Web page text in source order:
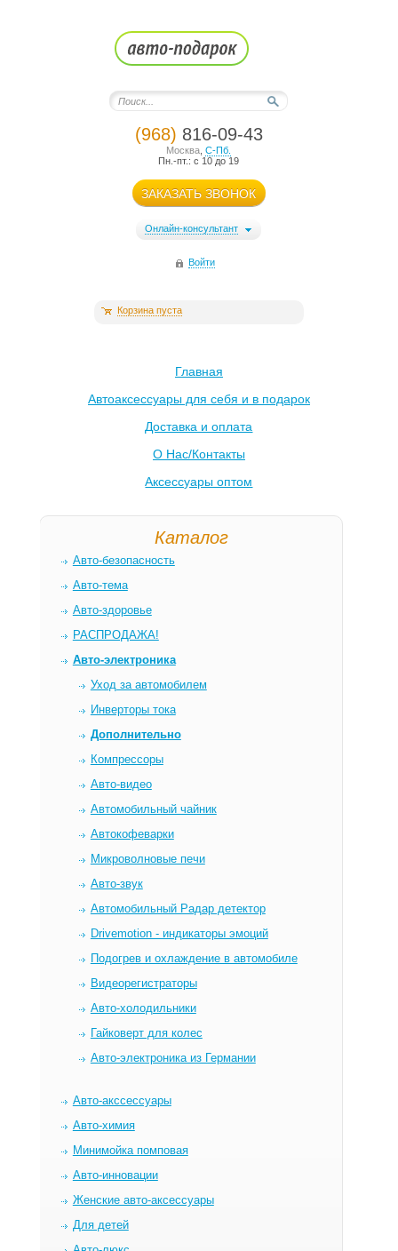
(968) 816-09-43
Москва ,С-Пб.
Пн.-пт.: с 10 до 19
ЗАКАЗАТЬ ЗВОНОК
Онлайн-консультант
Войти
Корзина пуста
Главная
Автоаксессуары для себя и в подарок
Доставка и оплата
О Нас/Контакты
Аксессуары оптом
Каталог
Авто-безопасность
Авто-тема
Авто-здоровье
РАСПРОДАЖА!
Авто-электроника
Уход за автомобилем
Инверторы тока
Дополнительно
Компрессоры
Авто-видео
Автомобильный чайник
Автокофеварки
Микроволновые печи
Авто-звук
Автомобильный Радар детектор
Drivemotion - индикаторы эмоций
Подогрев и охлаждение в автомобиле
Видеорегистраторы
Авто-холодильники
Гайковерт для колес
Авто-электроника из Германии
Авто-акссессуары
Авто-химия
Минимойка помповая
Авто-инновации
Женские авто-аксессуары
Для детей